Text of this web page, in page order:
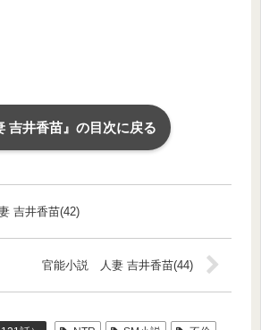
吉井香苗』の目次に戻る
吉井香苗(42)
官能小説 人妻 吉井香苗(44)